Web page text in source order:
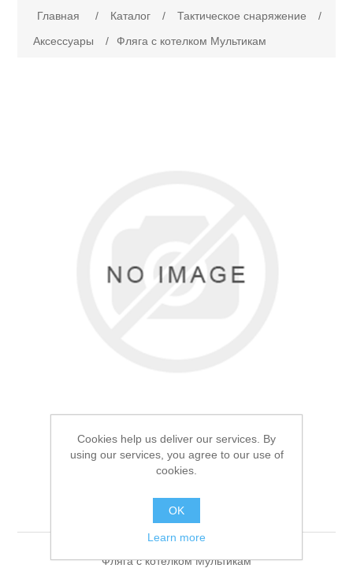
Каталог
Главная / Каталог / Тактическое снаряжение
/
Аксессуары
/ Фляга с котелком Мультикам
Фляга с котелком
Мультикам
Фляга с котелком Мультикам
Cookies help us deliver our services. By
using our services, you agree to our use of
cookies.
OK
Learn more